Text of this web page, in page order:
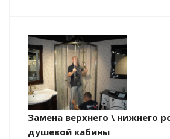
Замена верхнего \ нижнего
душевой кабины